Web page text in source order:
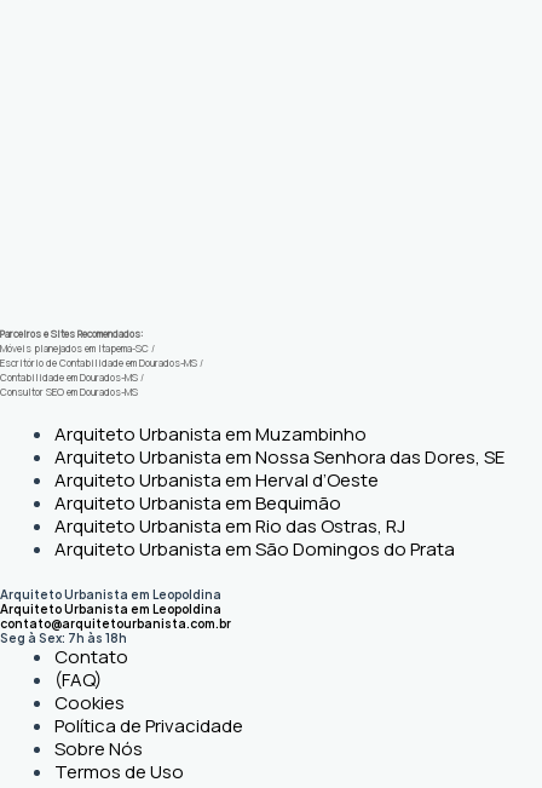
Parceiros e Sites Recomendados:
Móveis planejados em Itapema-SC /
Escritório de Contabilidade em Dourados-MS /
Contabilidade em Dourados-MS /
Consultor SEO em Dourados-MS
Arquiteto Urbanista em Muzambinho
Arquiteto Urbanista em Nossa Senhora das Dores, SE
Arquiteto Urbanista em Herval d’Oeste
Arquiteto Urbanista em Bequimão
Arquiteto Urbanista em Rio das Ostras, RJ
Arquiteto Urbanista em São Domingos do Prata
Arquiteto Urbanista em Leopoldina
Arquiteto Urbanista em Leopoldina
contato@arquitetourbanista.com.br
Seg à Sex: 7h às 18h
Contato
(FAQ)
Cookies
Política de Privacidade
Sobre Nós
Termos de Uso